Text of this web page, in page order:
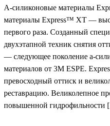
А-силиконовые материалы
материалы Express™ XT —
первого раза. Созданный
двухэтапной техник снятия
— следующее поколение а-
материалов от 3M ESPE.
превосходный оттиск и
реставрацию. Великолепное
повышенной